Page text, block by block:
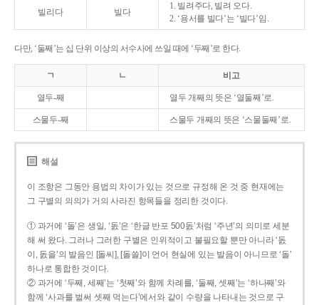
빌리다 빌다
1. 빌려주다, 빌려 오다.
2. ‘용서를 빌다’는 ‘빌다’임.
다만, ‘둘째’는 십 단위 이상의 서수사에 쓰일 때에 ‘두째’로 한다.
ㄱ ㄴ 비고
열두-째 열두 개째의 뜻은 ‘열둘째’로.
스물두-째 스물두 개째의 뜻은 ‘스물둘째’로.
해설
이 조항은 그동안 용법의 차이가 있는 것으로 규정해 온 것 중 현재에는
그 구별의 의의가 거의 사라진 항목들을 정리한 것이다.
① 과거에 ‘돌’은 생일, ‘돐’은 ‘한글 반포 500돐’처럼 ‘주년’의 의미로 세분
해 써 왔다. 그러나 그러한 구별은 인위적이고 불필요할 뿐만 아니라 ‘돐
이, 돐을’의 발음인 [돌씨], [돌쓸]이 언어 현실에 있는 발음이 아니므로 ‘돌’
하나로 통합한 것이다.
② 과거에 ‘두째, 세째’는 ‘첫째’와 함께 차례를, ‘둘째, 셋째’는 ‘하나째’와
함께 ‘사과를 벌써 셋째 먹는다’에서와 같이 수량을 나타내는 것으로 구